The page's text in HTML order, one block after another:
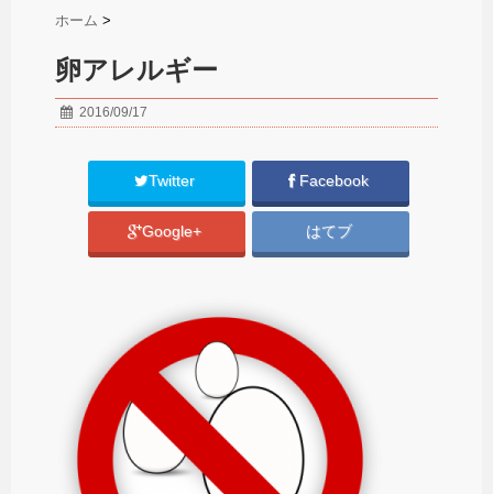
ホーム >
卵アレルギー
2016/09/17
Twitter Facebook
Google+ はてブ